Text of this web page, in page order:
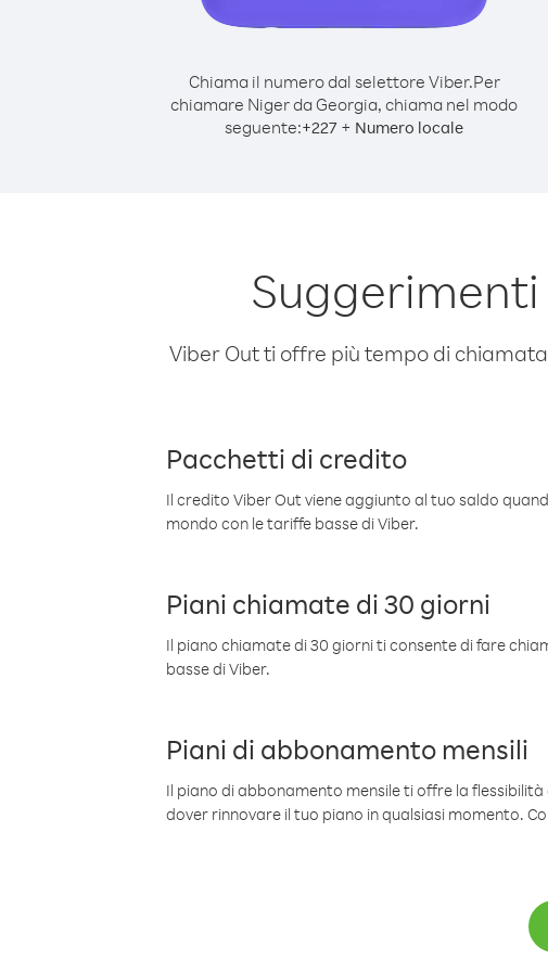
Chiama il numero dal selettore Viber.Per
chiamare Niger da Georgia, chiama nel modo
seguente:+227 + Numero locale
Viber Out ti offre più tempo di
Pacchetti di credito
Il credito Viber Out viene aggiunto al tuo saldo
mondo con le tariffe basse di Viber.
Piani chiamate di 30 giorni
Il piano chiamate di 30 giorni ti consente di fare
basse di Viber.
Piani di abbonamento mensili
Il piano di abbonamento mensile ti offre la
dover rinnovare il tuo piano in qualsiasi momento.